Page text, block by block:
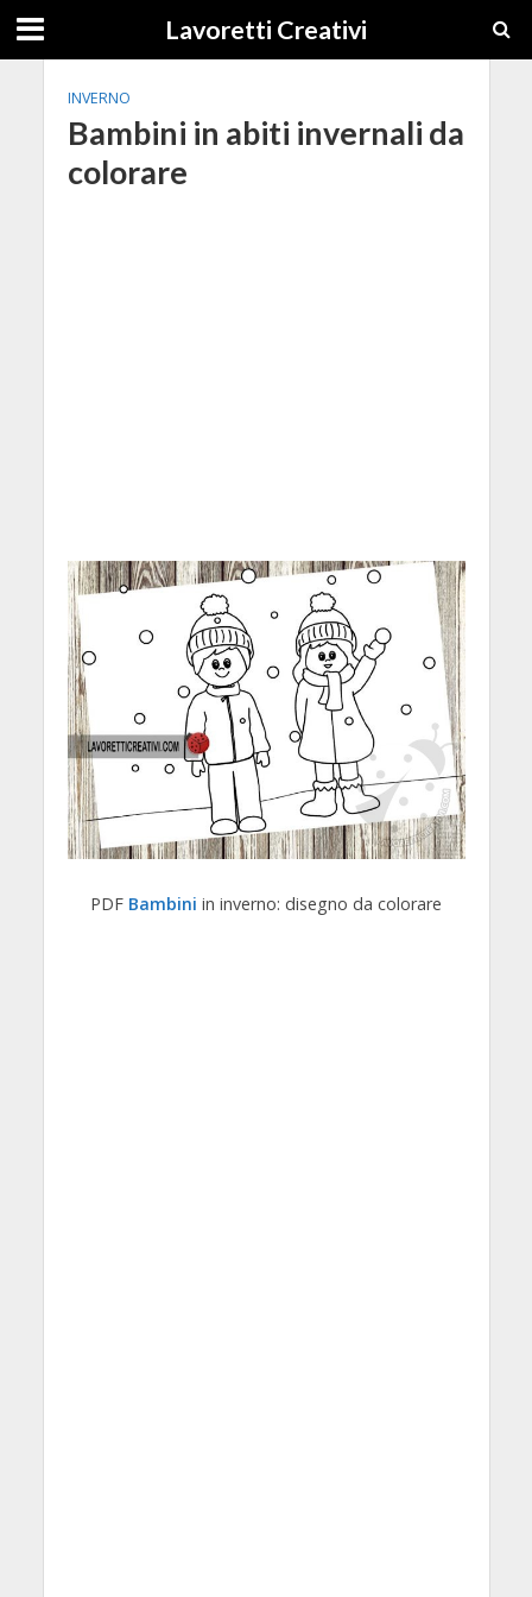
Lavoretti Creativi
INVERNO
Bambini in abiti invernali da
colorare
PDF Bambini in inverno: disegno da colorare